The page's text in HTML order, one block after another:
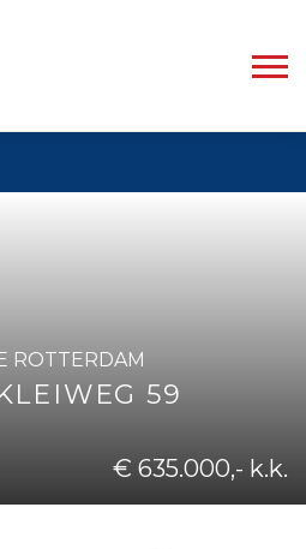
ROTTERDAM
59
€ 635.000,- k.k.